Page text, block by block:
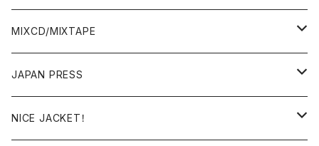
BREAKS/MEGAMIX/CUT UP
RE-EDIT/DJ TOOLS
MIXCD/MIXTAPE
MIXCD
日本語ラップ
MIXTAPE
JAPAN PRESS
LP(+ OBI)
NICE JACKET！